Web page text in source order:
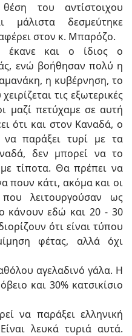
του αντίστοιχου
μάλιστα δεσμεύτηκε
στον κ. Μπαρόζο.
έκανε και ο ίδιος ο
ενώ βοήθησαν πολύ η
η κυβέρνηση, το
τις εξωτερικές
μαζί πετύχαμε σε αυτή
ότι και στον Καναδά, ο
παράξει τυρί με τα
δεν μπορεί να το
με τίποτα. Θα πρέπει να
πουν κάτι, ακόμα και οι
που λειτουργούσαν ως
κάνουν εδώ και 20 - 30
ότι είναι τύπου
φέτας, αλλά όχι
αγελαδινό γάλα. Η
και 30% κατσικίσιο
να παράξει ελληνική
λευκά τυριά αυτά.